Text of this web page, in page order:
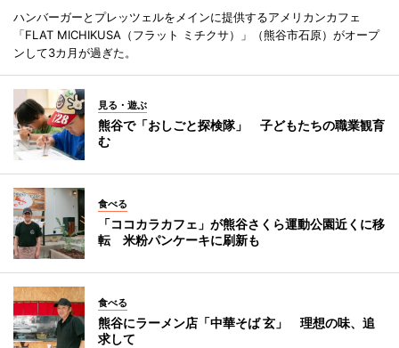
ハンバーガーとプレッツェルをメインに提供するアメリカンカフェ
「FLAT MICHIKUSA（フラット ミチクサ）」（熊谷市石原）がオープ
ンして3カ月が過ぎた。
見る・遊ぶ
熊谷で「おしごと探検隊」 子どもたちの職業観育
む
食べる
「ココカラカフェ」が熊谷さくら運動公園近くに移
転 米粉パンケーキに刷新も
食べる
熊谷にラーメン店「中華そば 玄」 理想の味、追
求して